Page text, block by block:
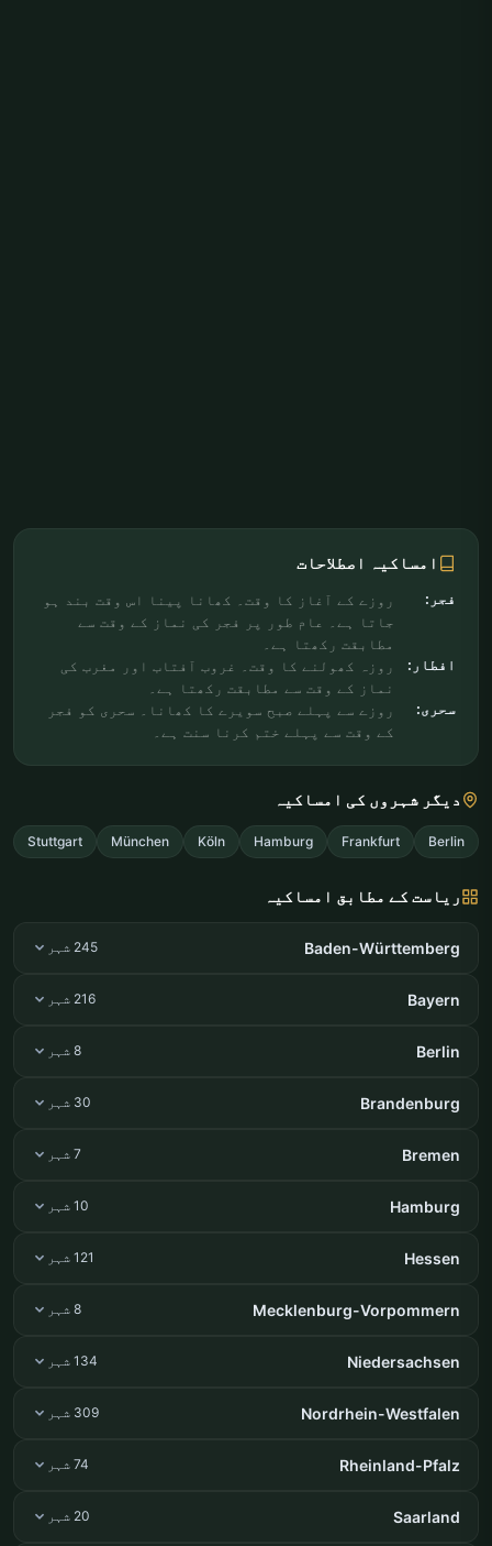
امساکیہ اصطلاحات
فجر:
روزے کے آغاز کا وقت۔ کھانا پینا اس وقت بند ہو
جاتا ہے۔ عام طور پر فجر کی نماز کے وقت سے
مطابقت رکھتا ہے۔
افطار:
روزہ کھولنے کا وقت۔ غروب آفتاب اور مغرب کی
نماز کے وقت سے مطابقت رکھتا ہے۔
سحری:
روزے سے پہلے صبح سویرے کا کھانا۔ سحری کو فجر
کے وقت سے پہلے ختم کرنا سنت ہے۔
دیگر شہروں کی امساکیہ
Berlin
Frankfurt
Hamburg
Köln
München
Stuttgart
ریاست کے مطابق امساکیہ
Baden-Württemberg 245 شہر
Bayern 216 شہر
Berlin 8 شہر
Brandenburg 30 شہر
Bremen 7 شہر
Hamburg 10 شہر
Hessen 121 شہر
Mecklenburg-Vorpommern 8 شہر
Niedersachsen 134 شہر
Nordrhein-Westfalen 309 شہر
Rheinland-Pfalz 74 شہر
Saarland 20 شہر